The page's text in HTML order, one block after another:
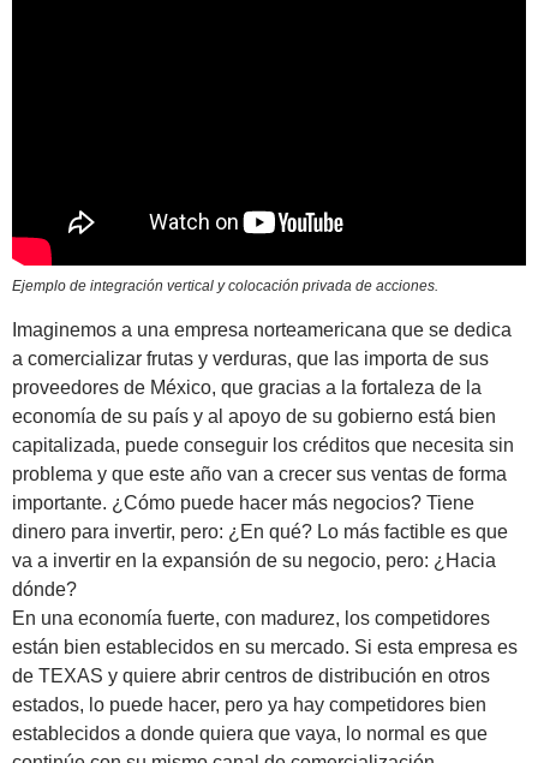
Ejemplo de integración vertical y colocación privada de acciones.
Imaginemos a una empresa norteamericana que se dedica
a comercializar frutas y verduras, que las importa de sus
proveedores de México, que gracias a la fortaleza de la
economía de su país y al apoyo de su gobierno está bien
capitalizada, puede conseguir los créditos que necesita sin
problema y que este año van a crecer sus ventas de forma
importante. ¿Cómo puede hacer más negocios? Tiene
dinero para invertir, pero: ¿En qué? Lo más factible es que
va a invertir en la expansión de su negocio, pero: ¿Hacia
dónde?
En una economía fuerte, con madurez, los competidores
están bien establecidos en su mercado. Si esta empresa es
de TEXAS y quiere abrir centros de distribución en otros
estados, lo puede hacer, pero ya hay competidores bien
establecidos a donde quiera que vaya, lo normal es que